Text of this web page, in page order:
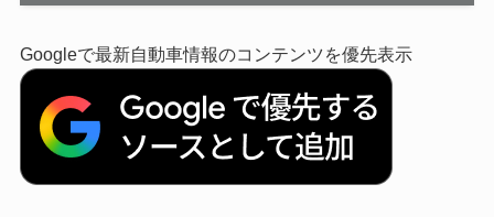
Googleで最新自動車情報のコンテンツを優先表示